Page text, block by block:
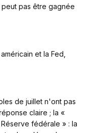
pas être gagnée
et la Fed,
de juillet n'ont pas
claire ; la «
fédérale » : la